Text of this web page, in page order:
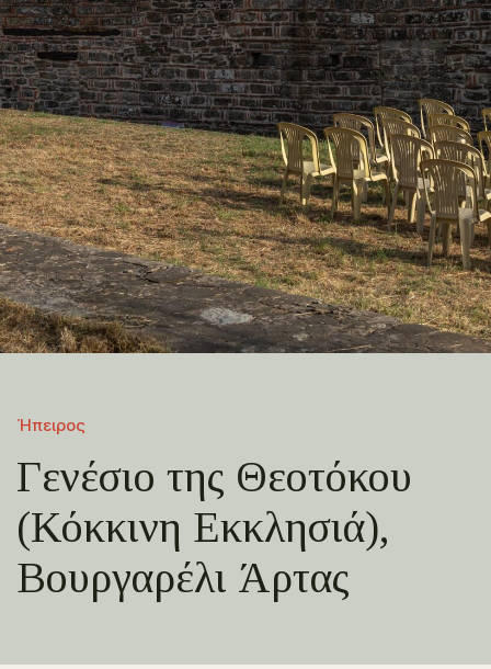
Ήπειρος
Γενέσιο της Θεοτόκου
(Κόκκινη Εκκλησιά),
Βουργαρέλι Άρτας